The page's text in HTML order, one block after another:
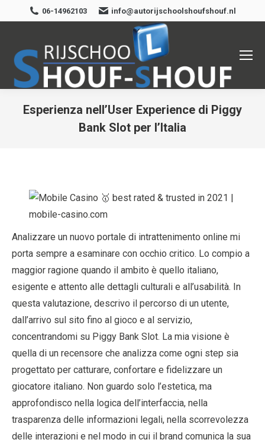
06-14962103 info@autorijschoolshoufshouf.nl
Esperienza nell’User Experience di Piggy
Bank Slot per l’Italia
Analizzare un nuovo portale di intrattenimento online mi
porta sempre a esaminare con occhio critico. Lo compio a
maggior ragione quando il ambito è quello italiano,
esigente e attento alle dettagli culturali e all’usabilità. In
questa valutazione, descrivo il percorso di un utente,
dall’arrivo sul sito fino al gioco e al servizio,
concentrandomi su Piggy Bank Slot. La mia visione è
quella di un recensore che analizza come ogni step sia
progettato per catturare, confortare e fidelizzare un
giocatore italiano. Non guardo solo l’estetica, ma
approfondisco nella logica dell’interfaccia, nella
trasparenza delle informazioni legali, nella scorrevolezza
delle interazioni e nel modo in cui il brand comunica la sua